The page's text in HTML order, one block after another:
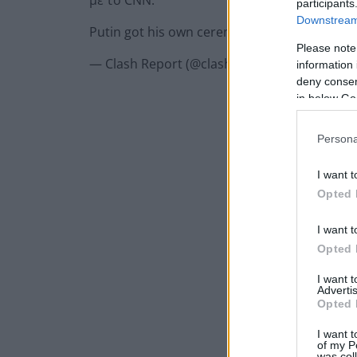
Please
information
deny
in below
I want
Opted
I want
Opted
I want
Opted
I want
of my
Putin got his own ceremony from Xi Jinping
— Clash Report (@clashreport)
May 20, 2026